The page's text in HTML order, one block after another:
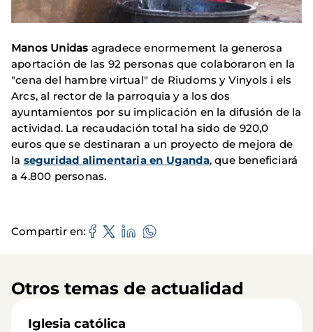
Manos Unidas agradece enormement la generosa
aportación de las 92 personas que colaboraron en la
"cena del hambre virtual" de Riudoms y Vinyols i els
Arcs, al rector de la parroquia y a los dos
ayuntamientos por su implicación en la difusión de la
actividad. La recaudación total ha sido de 920,0
euros que se destinaran a un proyecto de mejora de
la seguridad alimentaria en Uganda, que beneficiará
a 4.800 personas.
Compartir en
Otros temas de actualidad
Iglesia católica